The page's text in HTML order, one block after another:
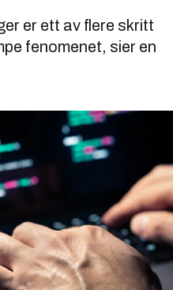
er ett av flere skritt
fenomenet, sier en